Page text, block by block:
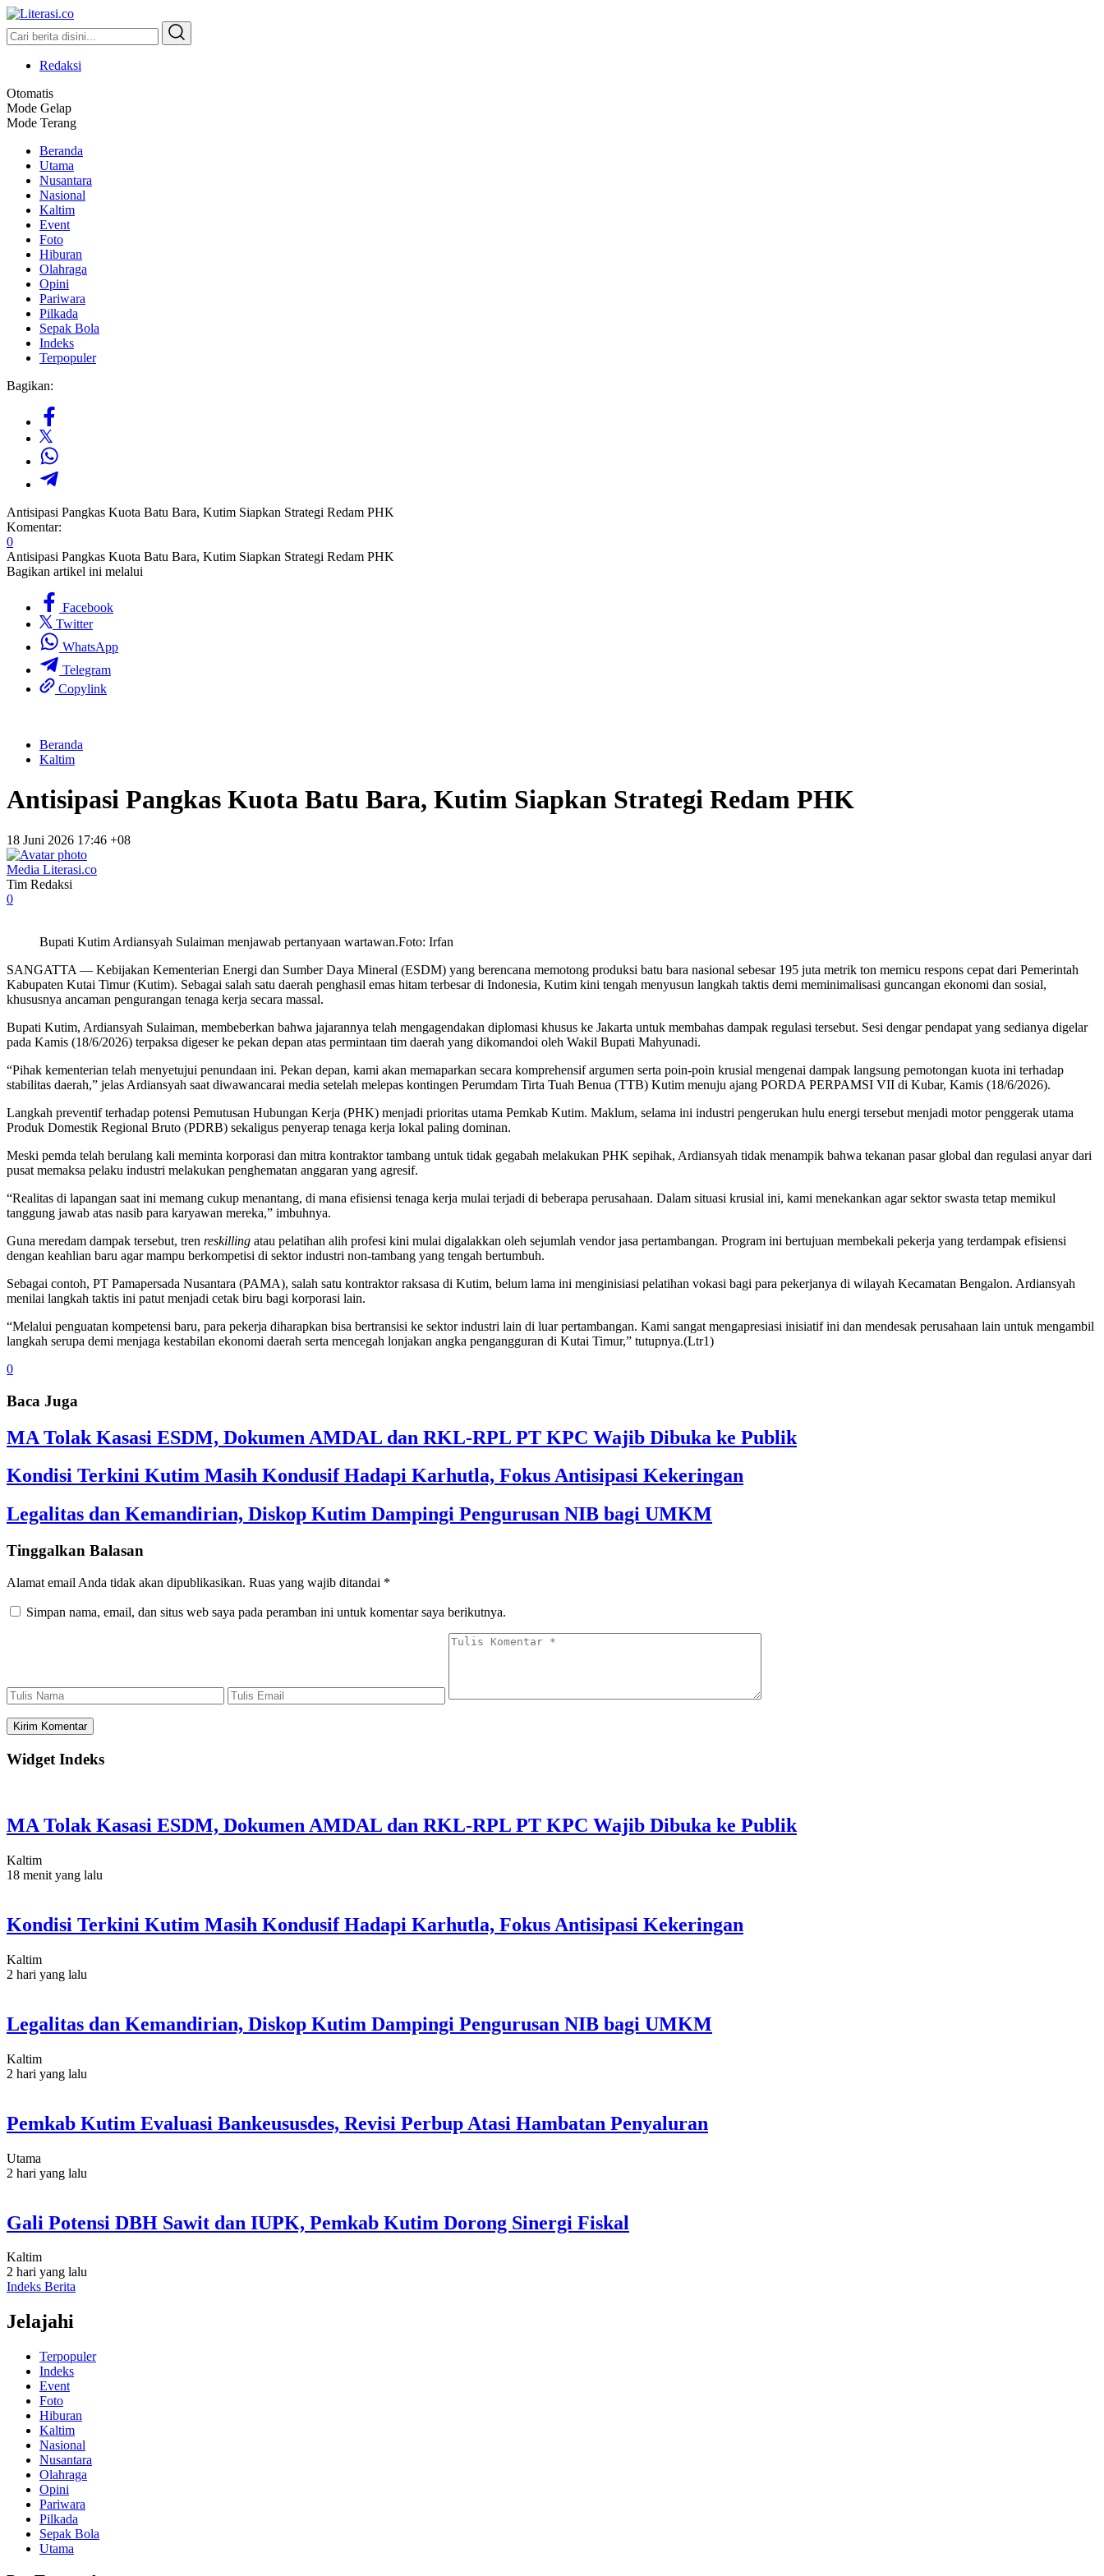
Literasi.co
Pilar Informasi
Redaksi
Otomatis
Mode Gelap
Mode Terang
Beranda
Utama
Nusantara
Nasional
Kaltim
Event
Foto
Hiburan
Olahraga
Opini
Pariwara
Pilkada
Sepak Bola
Indeks
Terpopuler
Bagikan:
Antisipasi Pangkas Kuota Batu Bara, Kutim Siapkan Strategi Redam PHK
Komentar:
0
Antisipasi Pangkas Kuota Batu Bara, Kutim Siapkan Strategi Redam PHK
Bagikan artikel ini melalui
Facebook
Twitter
WhatsApp
Telegram
Copylink
Beranda
Kaltim
Antisipasi Pangkas Kuota Batu Bara, Kutim Siapkan Strategi Redam PHK
18 Juni 2026 17:46 +08
Media Literasi.co
Tim Redaksi
0
Bupati Kutim Ardiansyah Sulaiman menjawab pertanyaan wartawan.Foto: Irfan
SANGATTA — Kebijakan Kementerian Energi dan Sumber Daya Mineral (ESDM) yang berencana memotong produksi batu bara nasional sebesar 195 juta metrik ton memicu respons cepat dari Pemerintah
Kabupaten Kutai Timur (Kutim). Sebagai salah satu daerah penghasil emas hitam terbesar di Indonesia, Kutim kini tengah menyusun langkah taktis demi meminimalisasi guncangan ekonomi dan sosial,
khususnya ancaman pengurangan tenaga kerja secara massal.
Bupati Kutim, Ardiansyah Sulaiman, membeberkan bahwa jajarannya telah mengagendakan diplomasi khusus ke Jakarta untuk membahas dampak regulasi tersebut. Sesi dengar pendapat yang sedianya digelar
pada Kamis (18/6/2026) terpaksa digeser ke pekan depan atas permintaan tim daerah yang dikomandoi oleh Wakil Bupati Mahyunadi.
“Pihak kementerian telah menyetujui penundaan ini. Pekan depan, kami akan memaparkan secara komprehensif argumen serta poin-poin krusial mengenai dampak langsung pemotongan kuota ini terhadap
stabilitas daerah,” jelas Ardiansyah saat diwawancarai media setelah melepas kontingen Perumdam Tirta Tuah Benua (TTB) Kutim menuju ajang PORDA PERPAMSI VII di Kubar, Kamis (18/6/2026).
Langkah preventif terhadap potensi Pemutusan Hubungan Kerja (PHK) menjadi prioritas utama Pemkab Kutim. Maklum, selama ini industri pengerukan hulu energi tersebut menjadi motor penggerak utama
Produk Domestik Regional Bruto (PDRB) sekaligus penyerap tenaga kerja lokal paling dominan.
Meski pemda telah berulang kali meminta korporasi dan mitra kontraktor tambang untuk tidak gegabah melakukan PHK sepihak, Ardiansyah tidak menampik bahwa tekanan pasar global dan regulasi anyar dari
pusat memaksa pelaku industri melakukan penghematan anggaran yang agresif.
“Realitas di lapangan saat ini memang cukup menantang, di mana efisiensi tenaga kerja mulai terjadi di beberapa perusahaan. Dalam situasi krusial ini, kami menekankan agar sektor swasta tetap memikul
tanggung jawab atas nasib para karyawan mereka,” imbuhnya.
Guna meredam dampak tersebut, tren reskilling atau pelatihan alih profesi kini mulai digalakkan oleh sejumlah vendor jasa pertambangan. Program ini bertujuan membekali pekerja yang terdampak efisiensi
dengan keahlian baru agar mampu berkompetisi di sektor industri non-tambang yang tengah bertumbuh.
Sebagai contoh, PT Pamapersada Nusantara (PAMA), salah satu kontraktor raksasa di Kutim, belum lama ini menginisiasi pelatihan vokasi bagi para pekerjanya di wilayah Kecamatan Bengalon. Ardiansyah
menilai langkah taktis ini patut menjadi cetak biru bagi korporasi lain.
“Melalui penguatan kompetensi baru, para pekerja diharapkan bisa bertransisi ke sektor industri lain di luar pertambangan. Kami sangat mengapresiasi inisiatif ini dan mendesak perusahaan lain untuk mengambil
langkah serupa demi menjaga kestabilan ekonomi daerah serta mencegah lonjakan angka pengangguran di Kutai Timur,” tutupnya.(Ltr1)
0
Baca Juga
MA Tolak Kasasi ESDM, Dokumen AMDAL dan RKL-RPL PT KPC Wajib Dibuka ke Publik
Kondisi Terkini Kutim Masih Kondusif Hadapi Karhutla, Fokus Antisipasi Kekeringan
Legalitas dan Kemandirian, Diskop Kutim Dampingi Pengurusan NIB bagi UMKM
Tinggalkan Balasan
Alamat email Anda tidak akan dipublikasikan. Ruas yang wajib ditandai *
Simpan nama, email, dan situs web saya pada peramban ini untuk komentar saya berikutnya.
Widget Indeks
MA Tolak Kasasi ESDM, Dokumen AMDAL dan RKL-RPL PT KPC Wajib Dibuka ke Publik
Kaltim
18 menit yang lalu
Kondisi Terkini Kutim Masih Kondusif Hadapi Karhutla, Fokus Antisipasi Kekeringan
Kaltim
2 hari yang lalu
Legalitas dan Kemandirian, Diskop Kutim Dampingi Pengurusan NIB bagi UMKM
Kaltim
2 hari yang lalu
Pemkab Kutim Evaluasi Bankeususdes, Revisi Perbup Atasi Hambatan Penyaluran
Utama
2 hari yang lalu
Gali Potensi DBH Sawit dan IUPK, Pemkab Kutim Dorong Sinergi Fiskal
Kaltim
2 hari yang lalu
Indeks Berita
Jelajahi
Terpopuler
Indeks
Event
Foto
Hiburan
Kaltim
Nasional
Nusantara
Olahraga
Opini
Pariwara
Pilkada
Sepak Bola
Utama